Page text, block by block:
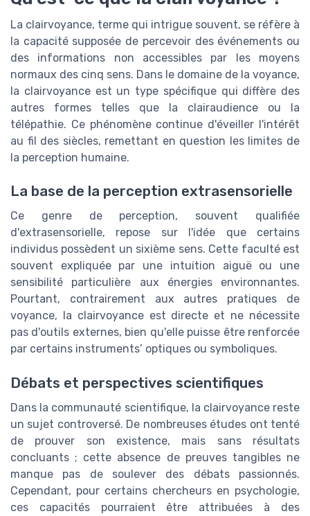
La clairvoyance, terme qui intrigue souvent, se réfère à
la capacité supposée de percevoir des événements ou
des informations non accessibles par les moyens
normaux des cinq sens. Dans le domaine de la voyance,
la clairvoyance est un type spécifique qui diffère des
autres formes telles que la clairaudience ou la
télépathie. Ce phénomène continue d'éveiller l'intérêt
au fil des siècles, remettant en question les limites de
la perception humaine.
La base de la perception extrasensorielle
Ce genre de perception, souvent qualifiée
d'extrasensorielle, repose sur l'idée que certains
individus possèdent un sixième sens. Cette faculté est
souvent expliquée par une intuition aiguë ou une
sensibilité particulière aux énergies environnantes.
Pourtant, contrairement aux autres pratiques de
voyance, la clairvoyance est directe et ne nécessite
pas d'outils externes, bien qu'elle puisse être renforcée
par certains instruments’ optiques ou symboliques.
Débats et perspectives scientifiques
Dans la communauté scientifique, la clairvoyance reste
un sujet controversé. De nombreuses études ont tenté
de prouver son existence, mais sans résultats
concluants ; cette absence de preuves tangibles ne
manque pas de soulever des débats passionnés.
Cependant, pour certains chercheurs en psychologie,
ces capacités pourraient être attribuées à des